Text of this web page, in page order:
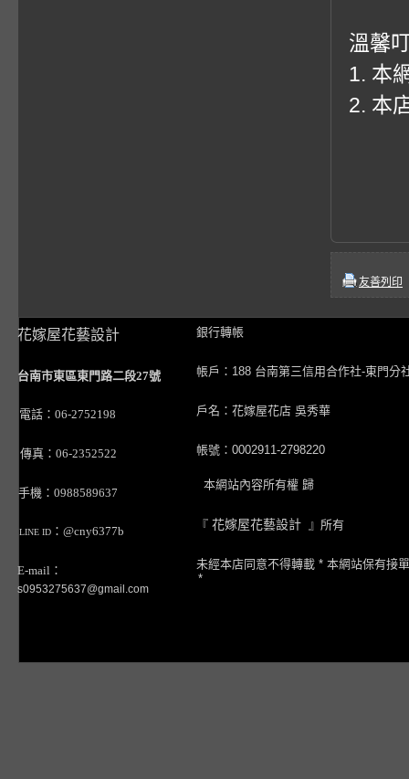
溫馨
1. 本
2. 本
友善列印
花嫁屋花藝設計
台南市東區東門路二段27號
電話：06-2752198
傳真：06-2352522
手機：0988589637
LINE ID ：@cny6377b
E-mail：
s0953275637@gmail.com
銀行轉帳
帳戶：188 台南第三信用合作社-東門分
戶名：花嫁屋花店 吳秀華
帳號：0002911-2798220
本網站內容所有權 歸
『 花嫁屋花藝設計 』所有
未經本店同意不得轉載 * 本網站保有接
*